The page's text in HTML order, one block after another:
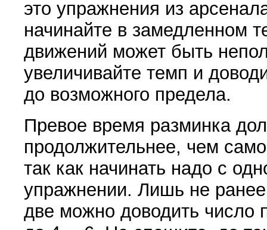
это упражнения из
начинайте в замедленном
движений может быть
увеличивайте темп и
до возможного предела.
Превое время разминка
продолжительнее, чем
так как на­чинать надо с
упражнении. Лишь не
две можно доводить число